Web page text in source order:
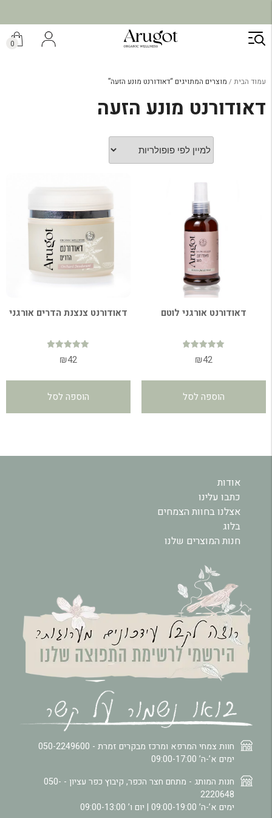
דילוג
לתוכן
0
עמוד הבית מוצרים המתויגים “דאודורנט מונע הזעה”
דאודורנט מונע הזעה
דאודורנט אורגני לוטם
דורג
4.89
₪42
הוספה לסל
דאודורנט צנצנת הדרים אורגני
דורג
5.00
₪42
הוספה לסל
חוות צמחי המרפא ומרכז מבקרים זמרת - 050-2249600
ימים א’-ה’ 09:00-17:00
חנות המותג - מתחם חצר הכפר, קיבוץ כפר עציון - 050-
2220648
ימים א’-ה’ 09:00-19:00 | יום ו’ 09:00-13:00
אודות
כתבו עלינו
אצלנו בחוות הצמחים
בלוג
חנות המוצרים שלנו